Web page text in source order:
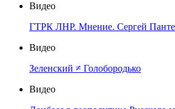
Видео
ГТРК ЛНР. Мнение. Сергей
Видео
Зеленский ≠ Голобородько
Видео